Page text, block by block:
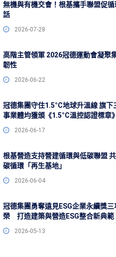
無機與有機交會！根基攜手聯盟促循
話
2026-07-28
高階主管領軍 2026冠德運動會凝聚
韌性
2026-06-22
冠德集團守住1.5°C地球升溫線 旗下
事業體均獲頒《1.5°C溫控認證標章》
2026-06-17
根基營造支持營建循環與低碳聯盟
碳循環「再生基地」
2026-06-04
冠德集團勇奪遠見ESG企業永續獎三
榮 打造建築與營造ESG整合新典範
2026-05-13